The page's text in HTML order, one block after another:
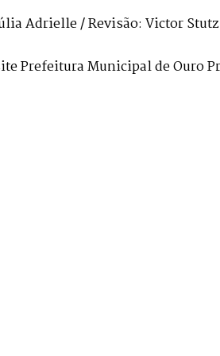
Adrielle / Revisão: Victor Stutz
Prefeitura Municipal de Ouro